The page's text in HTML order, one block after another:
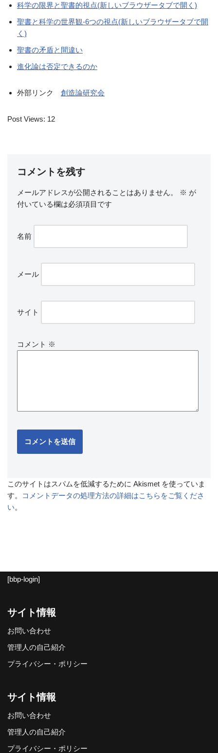
科学の限界と聖書的視点(新しいブラウザータブで開く)
聖書と科学の世界観-6つの視点(新しいブラウザータブで開
く)
聖書の矛盾と間違い
進化論は否定できるのか
外部リンク 創造論研究会
Post Views: 12
コメントを残す
メールアドレスが公開されることはありません。 ※ が
付いている欄は必須項目です
名前
メール
サイト
コメント ※
このサイトはスパムを低減するために Akismet を使っていま
す。
コメントデータの処理方法の詳細はこちらをご覧くださ
い。
[bbp-login]
サイト情報
お問い合わせ
管理人の自己紹介
プライバシー・ポリシー
サイト情報
お問い合わせ
管理人の自己紹介
プライバシー・ポリシー